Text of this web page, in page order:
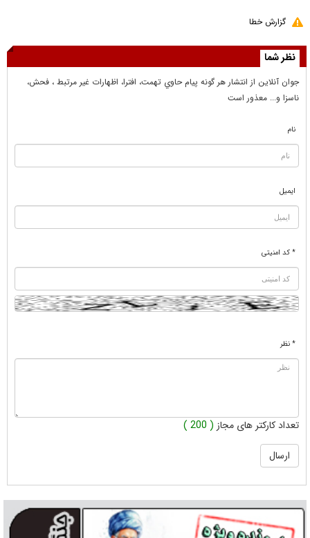
گزارش خطا
نظر شما
جوان آنلاين از انتشار هر گونه پيام حاوي تهمت، افترا، اظهارات غير مرتبط ، فحش،
ناسزا و... معذور است
نام
ایمیل
* کد امنیتی
* نظر
تعداد کارکتر های مجاز ( 200 )